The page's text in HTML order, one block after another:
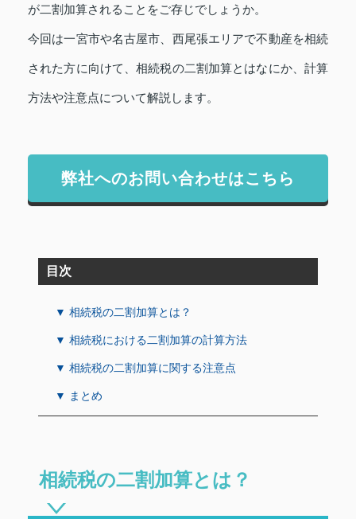
が二割加算されることをご存じでしょうか。
今回は一宮市や名古屋市、西尾張エリアで不動産を相続
された方に向けて、相続税の二割加算とはなにか、計算
方法や注意点について解説します。
弊社へのお問い合わせはこちら
目次
▼ 相続税の二割加算とは？
▼ 相続税における二割加算の計算方法
▼ 相続税の二割加算に関する注意点
▼ まとめ
相続税の二割加算とは？